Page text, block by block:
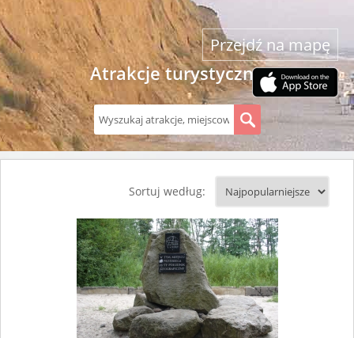
Atrakcje turystyczne
Przejdź na mapę
Sortuj według: